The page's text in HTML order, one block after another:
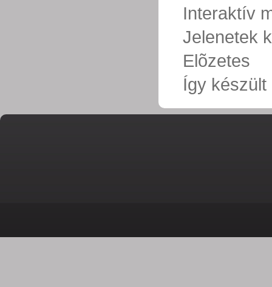
Interaktív
Jelenetek
Elõzetes
Így készült